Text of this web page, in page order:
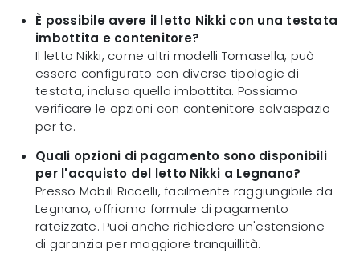
È possibile avere il letto Nikki con una testata
imbottita e contenitore?
Il letto Nikki, come altri modelli Tomasella, può
essere configurato con diverse tipologie di
testata, inclusa quella imbottita. Possiamo
verificare le opzioni con contenitore salvaspazio
per te.
Quali opzioni di pagamento sono disponibili
per l'acquisto del letto Nikki a Legnano?
Presso Mobili Riccelli, facilmente raggiungibile da
Legnano, offriamo formule di pagamento
rateizzate. Puoi anche richiedere un'estensione
di garanzia per maggiore tranquillità.